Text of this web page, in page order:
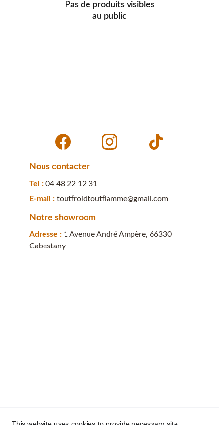
Pas de produits visibles
au public
E-mail : toutfroidtoutflamme@gmail.com
Tel : 04 48 22 12 31
Adresse : 1 Avenue André Ampère, 66330
Cabestany
Notre showroom
Nous contacter